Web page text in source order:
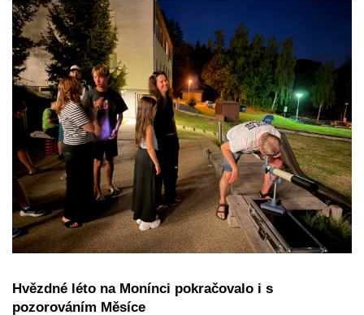
Hvězdné léto na Monínci pokračovalo i s
pozorováním Měsíce